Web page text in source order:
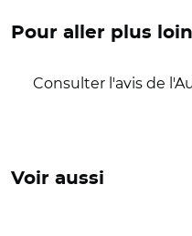
Pour aller plus loin
Consulter l'avis de
Voir aussi